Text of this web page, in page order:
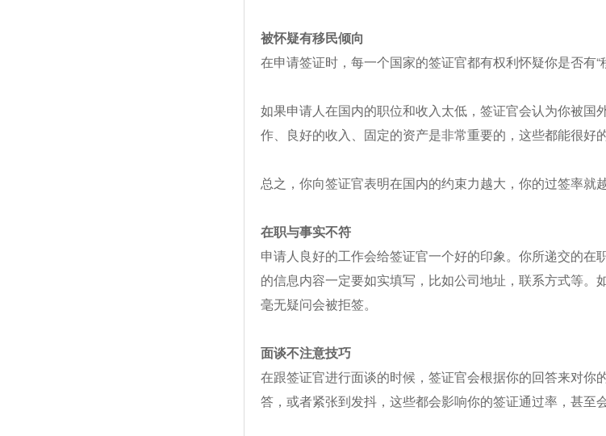
被怀疑有移民倾向
在申请签证时，每一个国家的签证官都有权利怀疑你是否有
如果申请人在国内的职位和收入太低，签证官会认为你被
作、良好的收入、固定的资产是非常重要的，这些都能很好
总之，你向签证官表明在国内的约束力越大，你的过签率就越
在职与事实不符
申请人良好的工作会给签证官一个好的印象。你所递交的
的信息内容一定要如实填写，比如公司地址，联系方式等
毫无疑问会被拒签。
面谈不注意技巧
在跟签证官进行面谈的时候，签证官会根据你的回答来对
答，或者紧张到发抖，这些都会影响你的签证通过率，甚至